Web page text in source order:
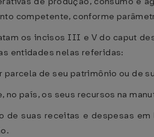
competente, conforme
os incisos III e V do caput
entidades nelas referidas:
de seu patrimônio ou de
país, os seus recursos na
suas receitas e despesas